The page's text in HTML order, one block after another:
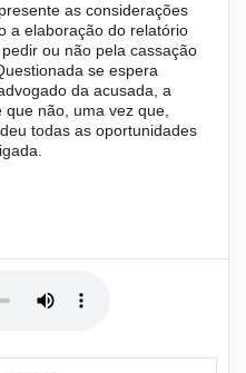
as considerações
a elaboração do relatório
ou não pela cassação
se espera
da acusada, a
não, uma vez que,
todas as oportunidades